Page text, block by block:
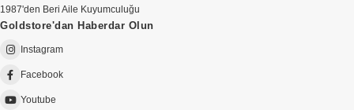
1987'den Beri Aile Kuyumculuğu
Goldstore'dan Haberdar Olun
Instagram
Facebook
Youtube